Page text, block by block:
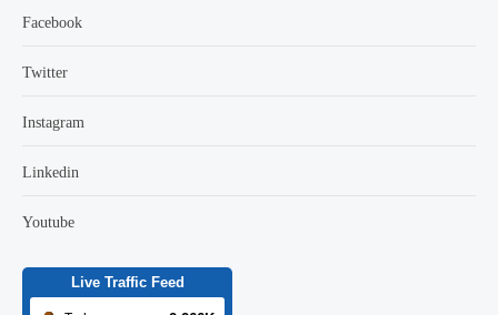
Facebook
Twitter
Instagram
Linkedin
Youtube
Live Traffic Feed